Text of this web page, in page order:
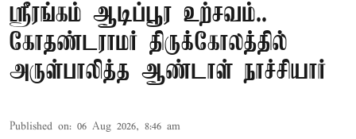
ஸ்ரீரங்கம் ஆடிப்பூர உற்சவம்..
கோதண்டராமர் திருக்கோலத்தில்
அருள்பாலித்த ஆண்டாள் நாச்சியார்
Published on: 06 Aug 2026, 8:46 am